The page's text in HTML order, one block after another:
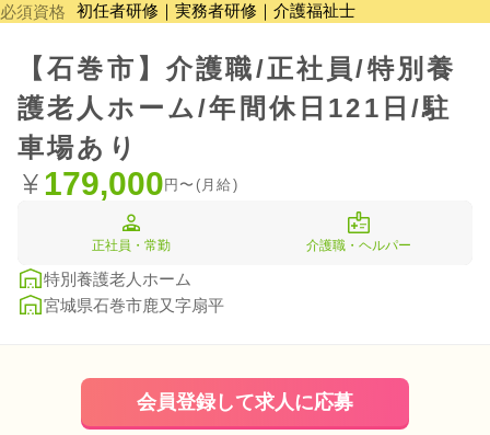
必須資格 初任者研修｜実務者研修｜介護福祉士
【石巻市】介護職/正社員/特別養
護老人ホーム/年間休日121日/駐
車場あり
179,000円〜(月給)
正社員・常勤 介護職・ヘルパー
特別養護老人ホーム
宮城県石巻市鹿又字扇平
会員登録して求人に応募